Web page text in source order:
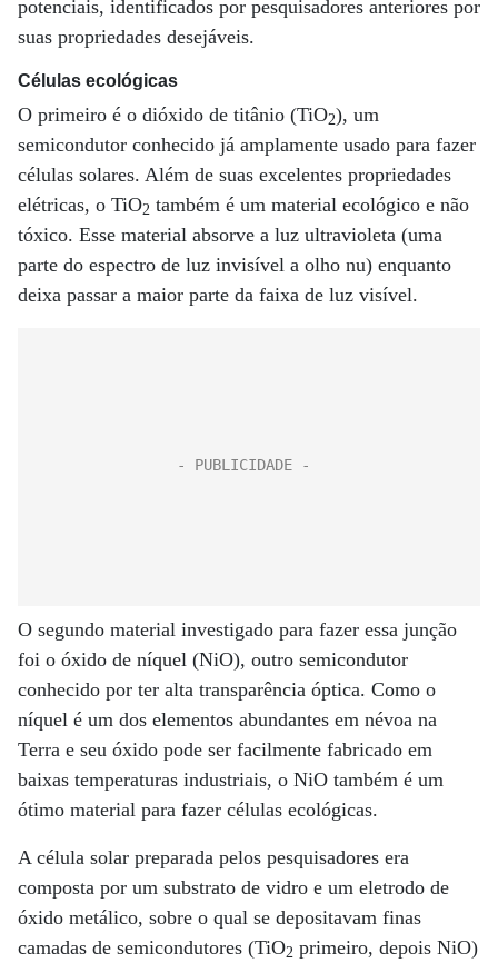
potenciais, identificados por pesquisadores anteriores por
suas propriedades desejáveis.
Células ecológicas
O primeiro é o dióxido de titânio (TiO2), um
semicondutor conhecido já amplamente usado para fazer
células solares. Além de suas excelentes propriedades
elétricas, o TiO2 também é um material ecológico e não
tóxico. Esse material absorve a luz ultravioleta (uma
parte do espectro de luz invisível a olho nu) enquanto
deixa passar a maior parte da faixa de luz visível.
O segundo material investigado para fazer essa junção
foi o óxido de níquel (NiO), outro semicondutor
conhecido por ter alta transparência óptica. Como o
níquel é um dos elementos abundantes em névoa na
Terra e seu óxido pode ser facilmente fabricado em
baixas temperaturas industriais, o NiO também é um
ótimo material para fazer células ecológicas.
A célula solar preparada pelos pesquisadores era
composta por um substrato de vidro e um eletrodo de
óxido metálico, sobre o qual se depositavam finas
camadas de semicondutores (TiO2 primeiro, depois NiO)